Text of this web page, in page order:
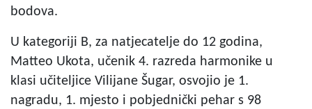
bodova.
U kategoriji B, za natjecatelje do 12 godina,
Matteo Ukota, učenik 4. razreda harmonike u
klasi učiteljice Vilijane Šugar, osvojio je 1.
nagradu, 1. mjesto i pobjednički pehar s 98